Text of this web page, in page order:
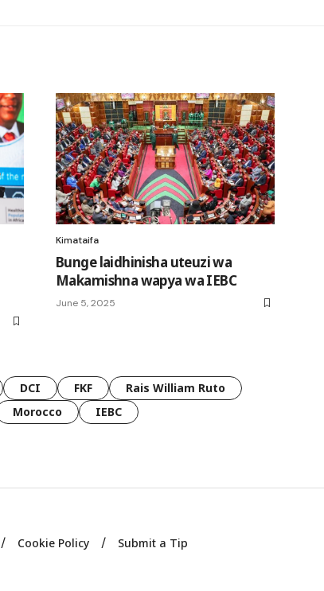
Kimataifa
Bunge laidhinisha uteuzi wa
Makamishna wapya wa IEBC
June 5, 2025
DCI FKF
Rais William Ruto
Morocco IEBC
Cookie Policy Submit a Tip